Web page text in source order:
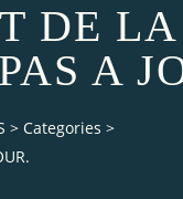
DE
A
> Categories >